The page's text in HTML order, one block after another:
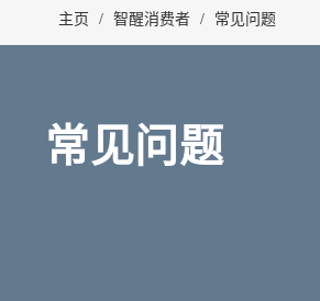
主页 / 智醒消费者 / 常见问题
常见问题